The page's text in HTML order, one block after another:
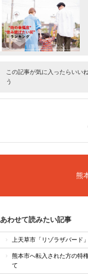
この記事が気に入ったらいい
う
熊
あわせて読みたい記事
上天草市「リゾラザバード
熊本市へ転入された方の特
て